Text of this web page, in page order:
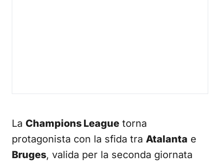
La Champions League torna
protagonista con la sfida tra Atalanta e
Bruges, valida per la seconda giornata